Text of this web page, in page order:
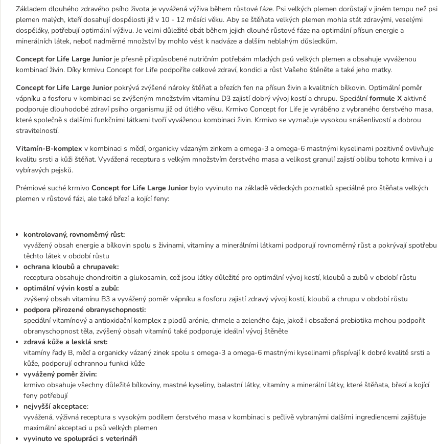
Základem dlouhého zdravého psího života je vyvážená výživa během růstové fáze. Psi velkých plemen dorůstají v jiném tempu než psi
plemen malých, kteří dosahují dospělosti již v 10 - 12 měsíci věku. Aby se štěňata velkých plemen mohla stát zdravými, veselými
dospěláky, potřebují optimální výživu. Je velmi důležité dbát během jejich dlouhé růstové fáze na optimální přísun energie a
minerálních látek, neboť nadměrné množství by mohlo vést k nadváze a dalším neblahým důsledkům.
Concept for Life Large Juniorje přesně přizpůsobené nutričním potřebám mladých psů velkých plemen a obsahuje vyváženou
kombinací živin. Díky krmivu Concept for Life podpoříte celkové zdraví, kondici a růst Vašeho štěněte a také jeho matky.
Concept for Life Large Juniorpokrývá zvýšené nároky štěňat a březích fen na přísun živin a kvalitních bílkovin. Optimální poměr
vápníku a fosforu v kombinaci se zvýšeným množstvím vitamínu D3 zajistí dobrý vývoj kostí a chrupu. Speciálníformule X aktivně
podporuje dlouhodobé zdraví psího organismu již od útlého věku. Krmivo Concept for Life je vyráběno z vybraného čerstvého masa,
které společně s dalšími funkčními látkami tvoří vyváženou kombinaci živin. Krmivo se vyznačuje vysokou snášenlivostí a dobrou
stravitelností.
Vitamín-B-komplex v kombinaci s mědí, organicky vázaným zinkem a omega-3 a omega-6 mastnými kyselinami pozitivně ovlivňuje
kvalitu srsti a kůži štěňat. Vyvážená receptura s velkým množstvím čerstvého masa a velikost granulí zajistí oblibu tohoto krmiva i u
vybíravých pejsků.
Prémiové suché krmivo Concept for Life Large Juniorbylo vyvinuto na základě vědeckých poznatků speciálně pro štěňata velkých
plemen v růstové fázi, ale také březí a kojící feny:
kontrolovaný, rovnoměrný růst:
vyvážený obsah energie a bílkovin spolu s živinami, vitamíny a minerálními látkami podporují rovnoměrný růst a pokrývají spotřebu
těchto látek v období růstu
ochrana kloubů a chrupavek:
receptura obsahuje chondroitin a glukosamin, což jsou látky důležité pro optimální vývoj kostí, kloubů a zubů v období růstu
optimální vývin kostí a zubů:
zvýšený obsah vitamínu B3 a vyvážený poměr vápníku a fosforu zajistí zdravý vývoj kostí, kloubů a chrupu v období růstu
podpora přirozené obranyschopnosti:
speciální vitamínový a antioxidační komplex z plodů arónie, chmele a zeleného čaje, jakož i obsažená prebiotika mohou podpořit
obranyschopnost těla, zvýšený obsah vitamínů také podporuje ideální vývoj štěněte
zdravá kůže a lesklá srst:
vitamíny řady B, měď a organicky vázaný zinek spolu s omega-3 a omega-6 mastnými kyselinami přispívají k dobré kvalitě srsti a
kůže, podporují ochrannou funkci kůže
vyvážený poměr živin:
krmivo obsahuje všechny důležité bílkoviny, mastné kyseliny, balastní látky, vitamíny a minerální látky, které štěňata, březí a kojící
feny potřebují
nejvyšší akceptace:
vyvážená, výživná receptura s vysokým podílem čerstvého masa v kombinaci s pečlivě vybranými dalšími ingrediencemi zajišťuje
maximální akceptaci u psů velkých plemen
vyvinuto ve spolupráci s veterináři